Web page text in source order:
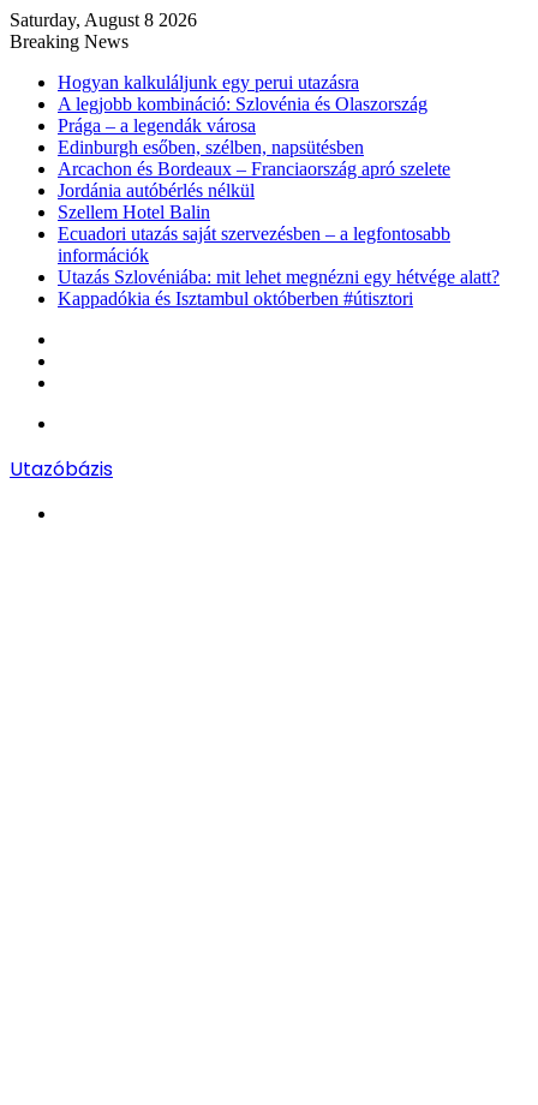
Saturday, August 8 2026
Breaking News
Hogyan kalkuláljunk egy perui utazásra
A legjobb kombináció: Szlovénia és Olaszország
Prága – a legendák városa
Edinburgh esőben, szélben, napsütésben
Arcachon és Bordeaux – Franciaország apró szelete
Jordánia autóbérlés nélkül
Szellem Hotel Balin
Ecuadori utazás saját szervezésben – a legfontosabb
információk
Utazás Szlovéniába: mit lehet megnézni egy hétvége alatt?
Kappadókia és Isztambul októberben #útisztori
Utazóbázis